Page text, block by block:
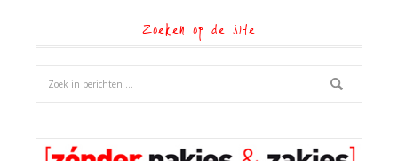
Zoeken op de site